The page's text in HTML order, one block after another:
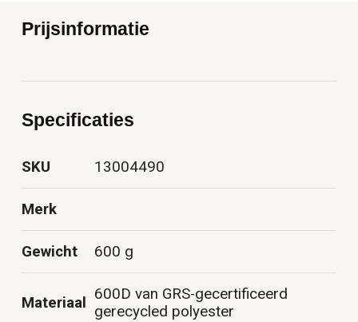
Prijsinformatie
Specificaties
SKU 13004490
Merk
Gewicht 600 g
Materiaal
600D van GRS-gecertificeerd
gerecycled polyester